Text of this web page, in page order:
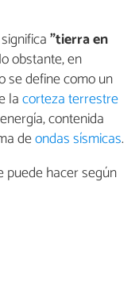
"tierra en
obstante, en
se define como un
lacorteza terrestre
contenida
deondas sísmicas.
puede hacer según